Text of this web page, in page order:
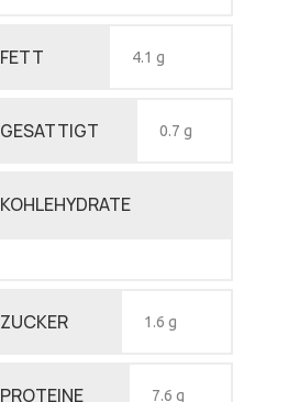
FETT 4.1 g
GESATTIGT 0.7 g
KOHLEHYDRATE
ZUCKER 1.6 g
PROTEINE 7.6 g